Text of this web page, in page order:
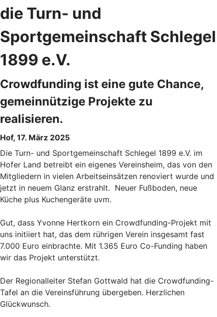
die Turn- und
Sportgemeinschaft Schlegel
1899 e.V.
Crowdfunding ist eine gute Chance,
gemeinnützige Projekte zu
realisieren.
Hof, 17. März 2025
Die Turn- und Sportgemeinschaft Schlegel 1899 e.V. im
Hofer Land betreibt ein eigenes Vereinsheim, das von den
Mitgliedern in vielen Arbeitseinsätzen renoviert wurde und
jetzt in neuem Glanz erstrahlt. Neuer Fußboden, neue
Küche plus Kuchengeräte uvm.
Gut, dass Yvonne Hertkorn ein Crowdfunding-Projekt mit
uns initiiert hat, das dem rührigen Verein insgesamt fast
7.000 Euro einbrachte. Mit 1.365 Euro Co-Funding haben
wir das Projekt unterstützt.
Der Regionalleiter Stefan Gottwald hat die Crowdfunding-
Tafel an die Vereinsführung übergeben. Herzlichen
Glückwunsch.